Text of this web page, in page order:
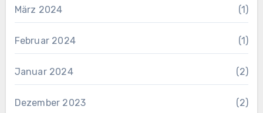
März 2024 (1)
Februar 2024 (1)
Januar 2024 (2)
Dezember 2023 (2)